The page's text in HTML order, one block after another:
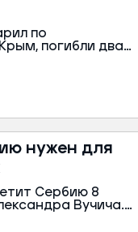
по
погибли два
нужен для
Сербию 8
Вучича.